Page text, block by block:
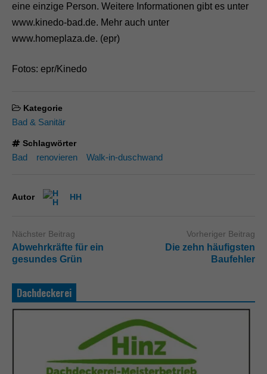
eine einzige Person. Weitere Informationen gibt es unter
www.kinedo-bad.de. Mehr auch unter
www.homeplaza.de. (epr)
Fotos: epr/Kinedo
Kategorie
Bad & Sanitär
Schlagwörter
Bad renovieren Walk-in-duschwand
Autor HH
Nächster Beitrag
Abwehrkräfte für ein
gesundes Grün
Vorheriger Beitrag
Die zehn häufigsten
Baufehler
Dachdeckerei